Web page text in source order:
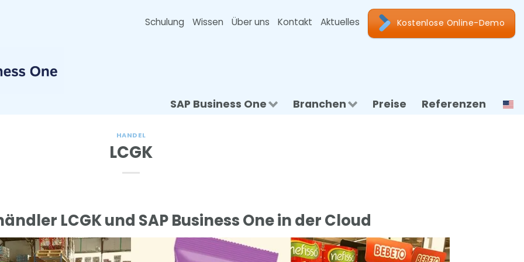
Schulung Wissen Über uns Kontakt Aktuelles Kostenlose Online-Demo
SAP Business One Branchen Preise Referenzen
HANDEL
LCGK
LCGK und SAP Business One in der Cloud